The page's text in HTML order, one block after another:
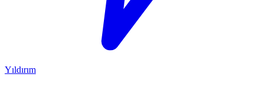
Yıldırım